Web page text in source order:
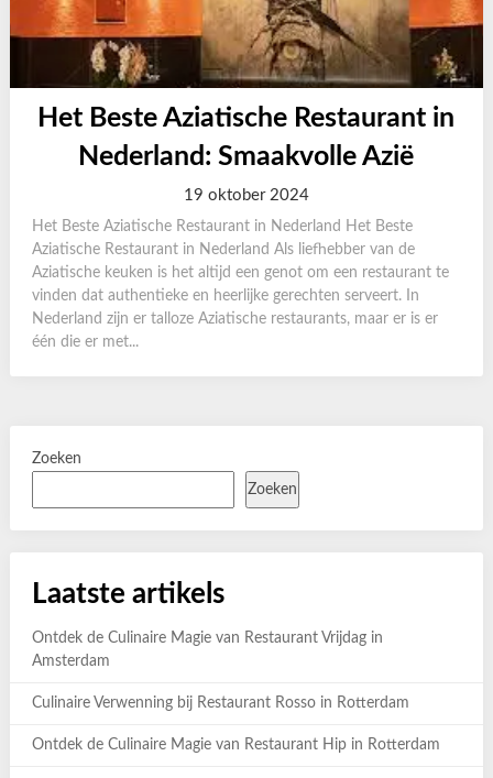
Het Beste Aziatische Restaurant in
Nederland: Smaakvolle Azië
19 oktober 2024
Het Beste Aziatische Restaurant in Nederland Het Beste
Aziatische Restaurant in Nederland Als liefhebber van de
Aziatische keuken is het altijd een genot om een restaurant te
vinden dat authentieke en heerlijke gerechten serveert. In
Nederland zijn er talloze Aziatische restaurants, maar er is er
één die er met...
Zoeken
Zoeken
Laatste artikels
Ontdek de Culinaire Magie van Restaurant Vrijdag in
Amsterdam
Culinaire Verwenning bij Restaurant Rosso in Rotterdam
Ontdek de Culinaire Magie van Restaurant Hip in Rotterdam